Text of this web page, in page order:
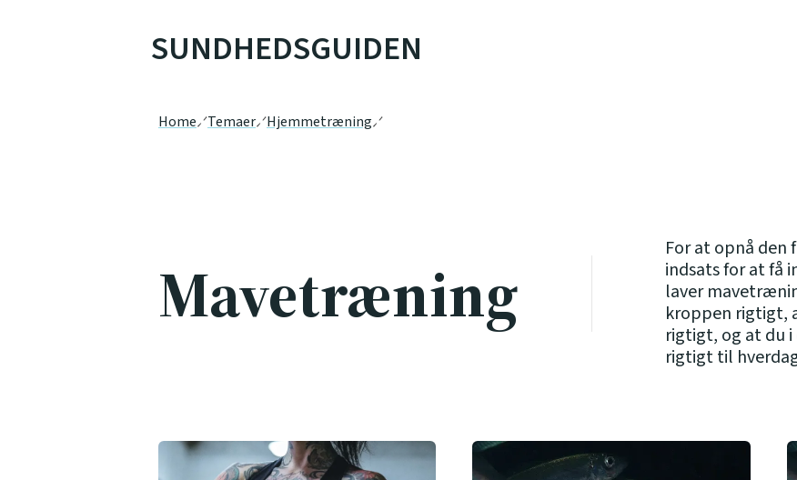
SUNDHEDSGUIDEN
Home Temaer Hjemmetræning
Mavetræning
For at opnå den
indsats for at få
laver
kroppen rigtigt,
rigtigt, og at du
rigtigt til